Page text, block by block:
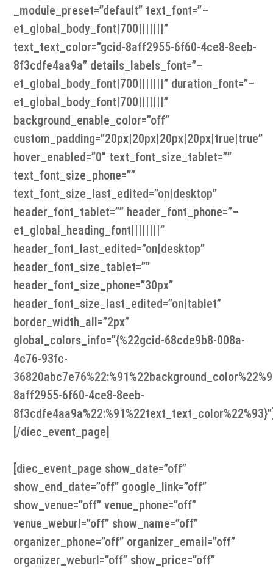
_module_preset=”default” text_font=”–
et_global_body_font|700|||||||”
text_text_color=”gcid-8aff2955-6f60-4ce8-8eeb-
8f3cdfe4aa9a” details_labels_font=”–
et_global_body_font|700|||||||” duration_font=”–
et_global_body_font|700|||||||”
background_enable_color=”off”
custom_padding=”20px|20px|20px|20px|true|true”
hover_enabled=”0″ text_font_size_tablet=””
text_font_size_phone=””
text_font_size_last_edited=”on|desktop”
header_font_tablet=”” header_font_phone=”–
et_global_heading_font||||||||”
header_font_last_edited=”on|desktop”
header_font_size_tablet=””
header_font_size_phone=”30px”
header_font_size_last_edited=”on|tablet”
border_width_all=”2px”
global_colors_info=”{%22gcid-68cde9b8-008a-
4c76-93fc-
8aff2955-6f60-4ce8-8eeb-
[/diec_event_page]
[diec_event_page show_date=”off”
show_end_date=”off” google_link=”off”
show_venue=”off” venue_phone=”off”
venue_weburl=”off” show_name=”off”
organizer_phone=”off” organizer_email=”off”
organizer_weburl=”off” show_price=”off”